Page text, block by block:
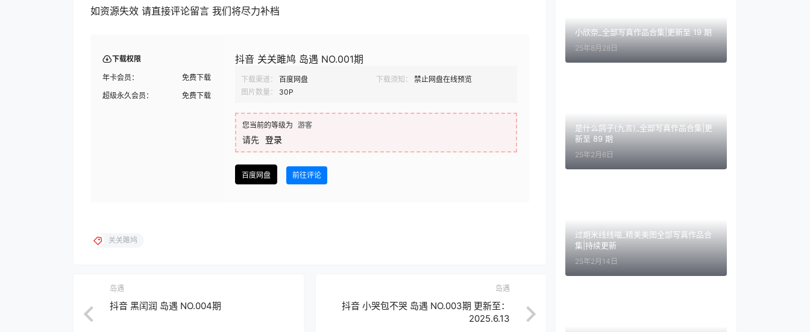
如资源失效 请直接评论留言 我们将尽力补档
下载权限
年卡会员：
免费下载
超级永久会员：
免费下载
抖音 关关雎鸠 岛遇 NO.001期
下载渠道： 百度网盘 下载须知：
禁止网盘在线预览
图片数量：
30P
您当前的等级为 游客
请先 登录
百度网盘 前往评论
关关雎鸠
岛遇
抖音 黑闰润 岛遇 NO.004期
岛遇
抖音 小哭包不哭 岛遇 NO.003期 更新至：
2025.6.13
小欣奈_全部写真作品合集|更新至 19 期
25年8月28日
是什么鸽子(九言)_全部写真作品合集|更
新至 89 期
25年2月6日
过期米线线喵_精美美图全部写真作品合
集|持续更新
25年2月14日